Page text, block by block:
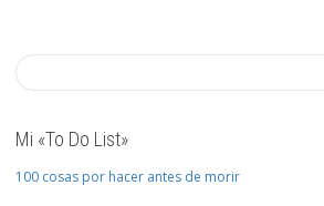
Mi «To Do List»
100 cosas por hacer antes de morir